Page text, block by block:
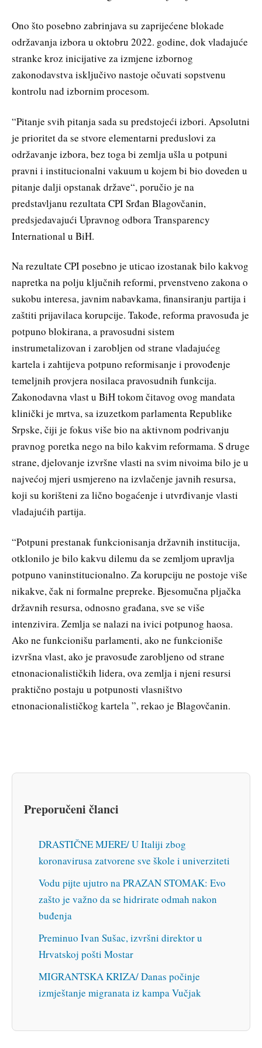
Ono što posebno zabrinjava su zaprijećene blokade
održavanja izbora u oktobru 2022. godine, dok vladajuće
stranke kroz inicijative za izmjene izbornog
zakonodavstva isključivo nastoje očuvati sopstvenu
kontrolu nad izbornim procesom.
“Pitanje svih pitanja sada su predstojeći izbori. Apsolutni
je prioritet da se stvore elementarni preduslovi za
održavanje izbora, bez toga bi zemlja ušla u potpuni
pravni i institucionalni vakuum u kojem bi bio doveden u
pitanje dalji opstanak države“, poručio je na
predstavljanu rezultata CPI Srđan Blagovčanin,
predsjedavajući Upravnog odbora Transparency
International u BiH.
Na rezultate CPI posebno je uticao izostanak bilo kakvog
napretka na polju ključnih reformi, prvenstveno zakona o
sukobu interesa, javnim nabavkama, finansiranju partija i
zaštiti prijavilaca korupcije. Takođe, reforma pravosuđa je
potpuno blokirana, a pravosudni sistem
instrumetalizovan i zarobljen od strane vladajućeg
kartela i zahtijeva potpuno reformisanje i provođenje
temeljnih provjera nosilaca pravosudnih funkcija.
Zakonodavna vlast u BiH tokom čitavog ovog mandata
klinički je mrtva, sa izuzetkom parlamenta Republike
Srpske, čiji je fokus više bio na aktivnom podrivanju
pravnog poretka nego na bilo kakvim reformama. S druge
strane, djelovanje izvršne vlasti na svim nivoima bilo je u
najvećoj mjeri usmjereno na izvlačenje javnih resursa,
koji su korišteni za lično bogaćenje i utvrđivanje vlasti
vladajućih partija.
“Potpuni prestanak funkcionisanja državnih institucija,
otklonilo je bilo kakvu dilemu da se zemljom upravlja
potpuno vaninstitucionalno. Za korupciju ne postoje više
nikakve, čak ni formalne prepreke. Bjesomučna pljačka
državnih resursa, odnosno građana, sve se više
intenzivira. Zemlja se nalazi na ivici potpunog haosa.
Ako ne funkcionišu parlamenti, ako ne funkcioniše
izvršna vlast, ako je pravosuđe zarobljeno od strane
etnonacionalističkih lidera, ova zemlja i njeni resursi
praktično postaju u potpunosti vlasništvo
etnonacionalističkog kartela ”, rekao je Blagovčanin.
Preporučeni članci
DRASTIČNE MJERE/ U Italiji zbog
koronavirusa zatvorene sve škole i univerziteti
Vodu pijte ujutro na PRAZAN STOMAK: Evo
zašto je važno da se hidrirate odmah nakon
buđenja
Preminuo Ivan Sušac, izvršni direktor u
Hrvatskoj pošti Mostar
MIGRANTSKA KRIZA/ Danas počinje
izmještanje migranata iz kampa Vučjak